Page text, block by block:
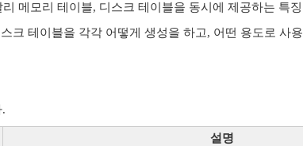
메모리 테이블, 디스크 테이블을 동시에 제공하는 특
크 테이블을 각각 어떻게 생성을 하고, 어떤 용도로 사
설명